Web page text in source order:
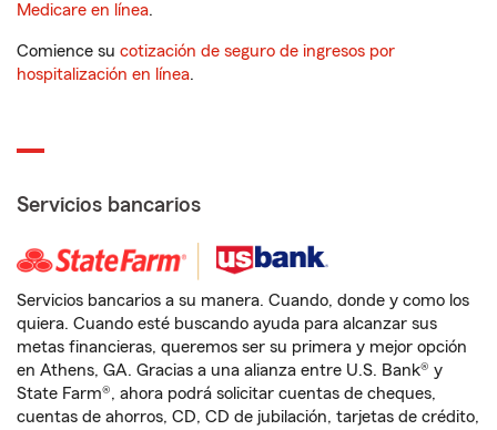
Medicare en línea.
Comience su cotización de seguro de ingresos por
hospitalización en línea.
Servicios bancarios
Servicios bancarios a su manera. Cuando, donde y como los
quiera. Cuando esté buscando ayuda para alcanzar sus
metas financieras, queremos ser su primera y mejor opción
en Athens, GA. Gracias a una alianza entre U.S. Bank® y
State Farm®, ahora podrá solicitar cuentas de cheques,
cuentas de ahorros, CD, CD de jubilación, tarjetas de crédito,